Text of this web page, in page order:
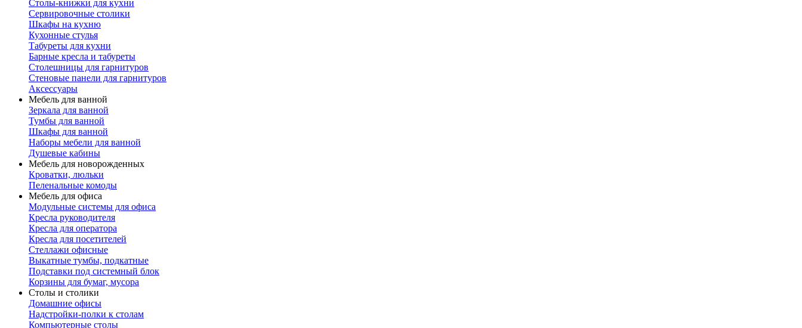
Столы-книжки для кухни
Сервировочные столики
Шкафы на кухню
Кухонные стулья
Табуреты для кухни
Барные кресла и табуреты
Столешницы для гарнитуров
Стеновые панели для гарнитуров
Аксессуары
Мебель для ванной
Зеркала для ванной
Тумбы для ванной
Шкафы для ванной
Наборы мебели для ванной
Душевые кабины
Мебель для новорожденных
Кроватки, люльки
Пеленальные комоды
Мебель для офиса
Модульные системы для офиса
Кресла руководителя
Кресла для оператора
Кресла для посетителей
Стеллажи офисные
Выкатные тумбы, подкатные
Подставки под системный блок
Корзины для бумаг, мусора
Столы и столики
Домашние офисы
Надстройки-полки к столам
Компьютерные столы